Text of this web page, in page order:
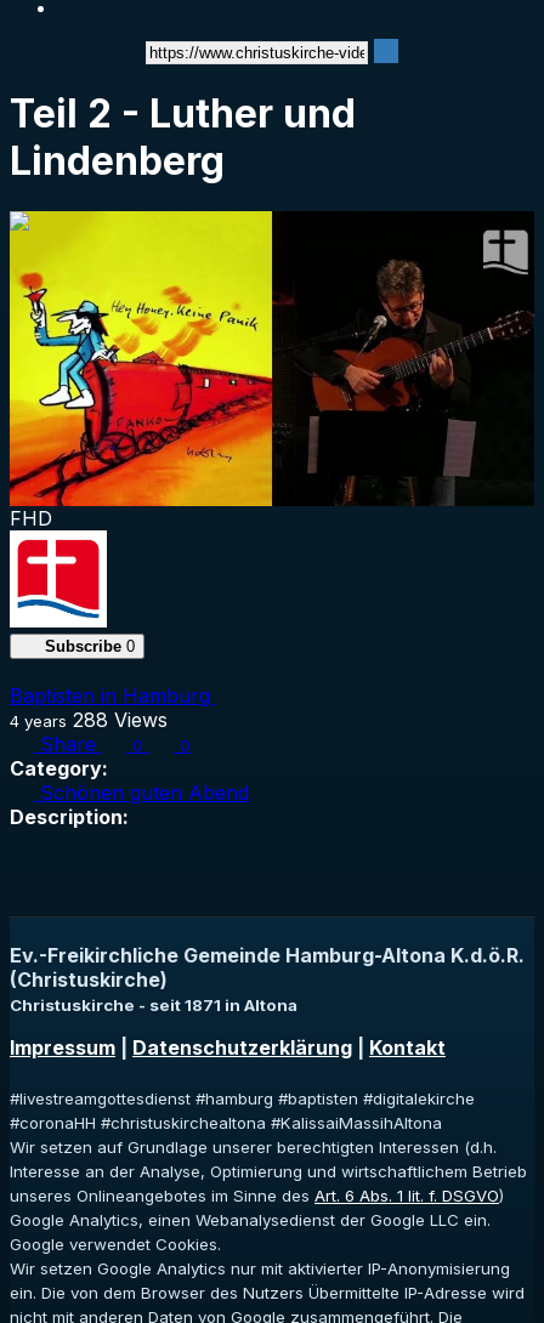
Teil 2 - Luther und
Lindenberg
1:07:57
FHD
Subscribe 0
Baptisten in Hamburg
4 years 288 Views
Share
0 0
Category:
Schönen guten Abend
Description:
Ev.-Freikirchliche Gemeinde Hamburg-Altona K.d.ö.R.
(Christuskirche)
Christuskirche - seit 1871 in Altona
Impressum Datenschutzerklärung Kontakt
#livestreamgottesdienst #hamburg #baptisten #digitalekirche
#coronaHH #christuskirchealtona #KalissaiMassihAltona
Wir setzen auf Grundlage unserer berechtigten Interessen (d.h.
Interesse an der Analyse, Optimierung und wirtschaftlichem Betrieb
unseres Onlineangebotes im Sinne des Art. 6 Abs. 1 lit. f. DSGVO)
Google Analytics, einen Webanalysedienst der Google LLC ein.
Google verwendet Cookies.
Wir setzen Google Analytics nur mit aktivierter IP-Anonymisierung
ein. Die von dem Browser des Nutzers Übermittelte IP-Adresse wird
nicht mit anderen Daten von Google zusammengeführt. Die